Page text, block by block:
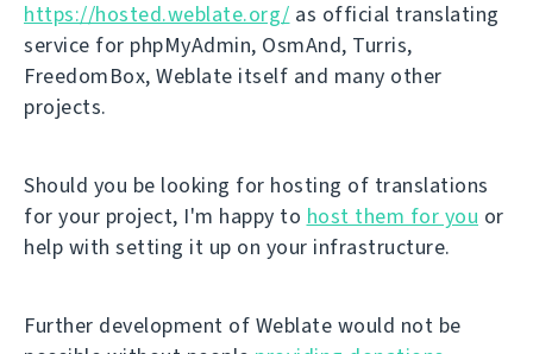
https://hosted.weblate.org/ as official translating
service for phpMyAdmin, OsmAnd, Turris,
FreedomBox, Weblate itself and many other
projects.
Should you be looking for hosting of translations
for your project, I'm happy to host them for you or
help with setting it up on your infrastructure.
Further development of Weblate would not be